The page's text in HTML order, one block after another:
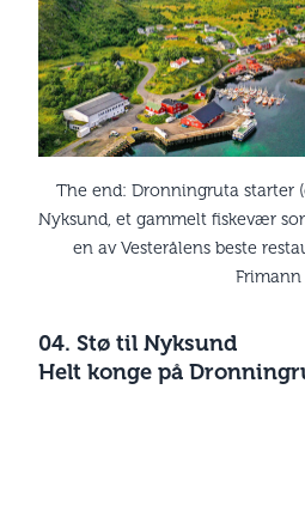
The end: Dronningruta starter
Nyksund, et gammelt fiskevær
en av Vesterålens beste
Frimann
04. Stø til Nyksund
Helt konge på